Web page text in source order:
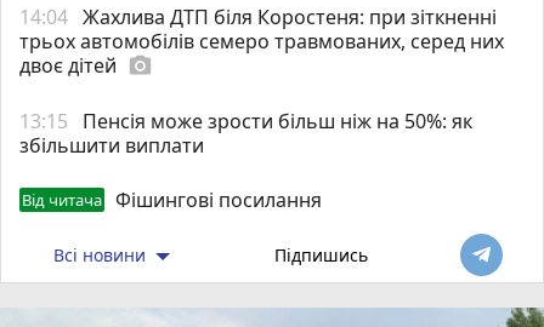
14:04 Жахлива ДТП біля Коростеня: при зіткненні
трьох автомобілів семеро травмованих, серед них
двоє дітей photo_camera
13:15
Пенсія може зрости більш ніж на 50%: як
збільшити виплати
Від читача Фішингові посилання
Всі новини Підпишись